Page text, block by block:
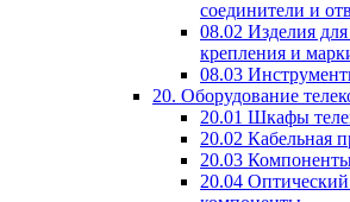
соединители и
08.02 Изделия
крепления и
08.03
20. Оборудование
20.01 Шкафы
20.02 Кабельная
20.03
20.04 Оптический